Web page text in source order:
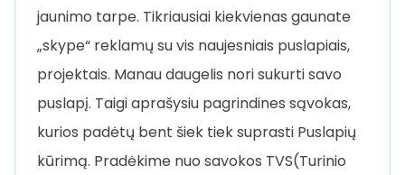
jaunimo tarpe. Tikriausiai kiekvienas gaunate
„skype“ reklamų su vis naujesniais puslapiais,
projektais. Manau daugelis nori sukurti savo
puslapį. Taigi aprašysiu pagrindines sąvokas,
kurios padėtų bent šiek tiek suprasti Puslapių
kūrimą. Pradėkime nuo savokos TVS(Turinio